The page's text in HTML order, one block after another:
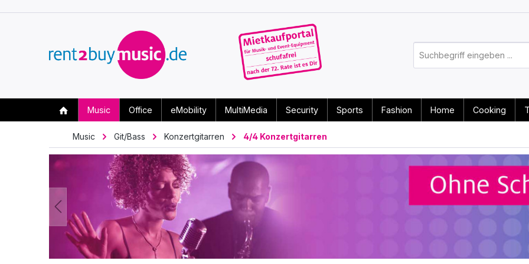
Music Office eMobility MultiMedia Security Sports Fashion Home Cooking
Music Git/Bass Konzertgitarren 4/4 Konzertgitarren